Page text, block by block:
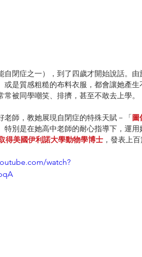
自閉症之一），到了四歲才開始說話。
是質感粗糙的布料衣服，都會讓她產
被同學嘲笑、排擠，甚至不敢去上學。
師，教她展現自閉症的特殊天賦－「圖
別是在她高中老師的耐心指導下，運用
得美國伊利諾大學動物學博士 ，發表上
watch?